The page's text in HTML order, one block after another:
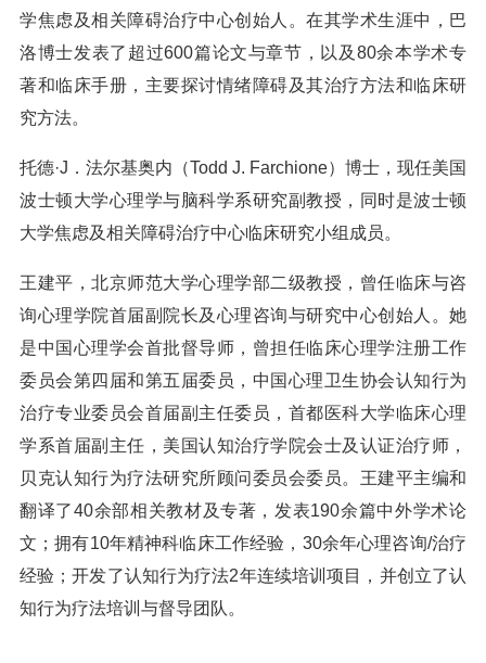
学焦虑及相关障碍治疗中心创始人。在其学术生涯中，巴
洛博士发表了超过600篇论文与章节，以及80余本学术专
著和临床手册，主要探讨情绪障碍及其治疗方法和临床研
究方法。
托德·J．法尔基奥内（Todd J. Farchione）博士，现任美国
波士顿大学心理学与脑科学系研究副教授，同时是波士顿
大学焦虑及相关障碍治疗中心临床研究小组成员。
王建平，北京师范大学心理学部二级教授，曾任临床与咨
询心理学院首届副院长及心理咨询与研究中心创始人。她
是中国心理学会首批督导师，曾担任临床心理学注册工作
委员会第四届和第五届委员，中国心理卫生协会认知行为
治疗专业委员会首届副主任委员，首都医科大学临床心理
学系首届副主任，美国认知治疗学院会士及认证治疗师，
贝克认知行为疗法研究所顾问委员会委员。王建平主编和
翻译了40余部相关教材及专著，发表190余篇中外学术论
文；拥有10年精神科临床工作经验，30余年心理咨询/治疗
经验；开发了认知行为疗法2年连续培训项目，并创立了认
知行为疗法培训与督导团队。